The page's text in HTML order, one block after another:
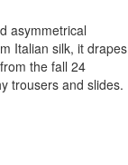
asymmetrical
Italian silk, it drapes
the fall 24
trousers and slides.